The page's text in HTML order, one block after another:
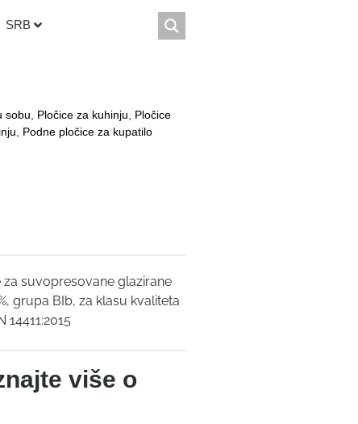
SRB
sobu Pločice za kuhinju
Pločice
Podne pločice za kupatilo
suvopresovane glazirane
grupa BIb, za klasu kvaliteta
više o